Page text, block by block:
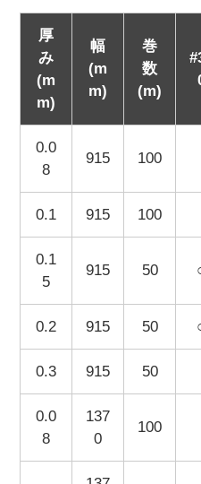
厚
み
(m
m)
幅
(m
m)
巻
数
(m)
0.0
8
915 100
0.1 915 100
0.1
5
915 50
0.2 915 50
0.3 915 50
0.0
8
137
0
100